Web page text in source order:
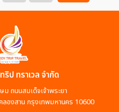
ป ทราเวล จำกัด
ถนนสมเด็จเจ้าพระยา
ลองสาน กรุงเทพมหานคร 10600